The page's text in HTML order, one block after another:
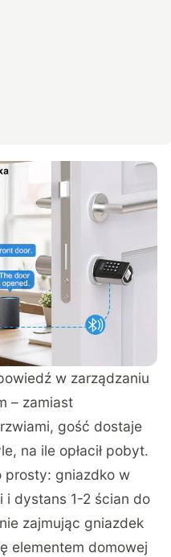
w zarządzaniu
– zamiast
gość dostaje
na ile opłacił pobyt.
prosty: gniazdko w
i dystans 1-2 ścian do
zajmując gniazdek
elementem domowej